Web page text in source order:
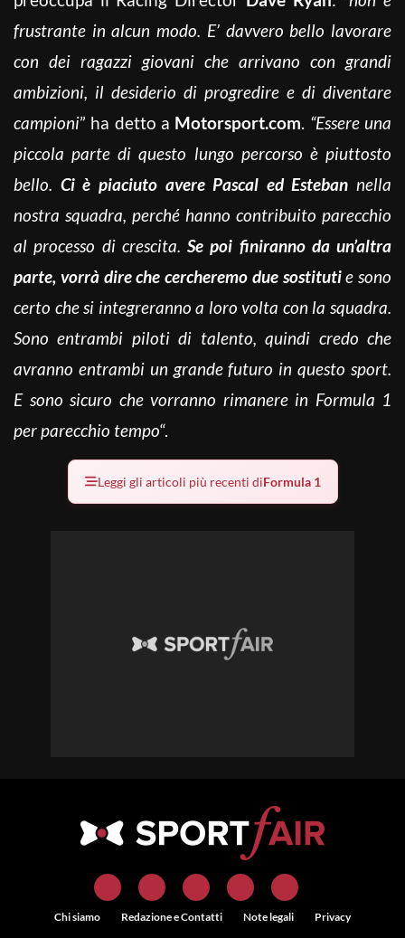
frustrante in alcun modo. E’ davvero bello lavorare
con dei ragazzi giovani che arrivano con grandi
ambizioni, il desiderio di progredire e di diventare
campioni” ha detto a Motorsport.com. “Essere una
piccola parte di questo lungo percorso è piuttosto
bello. Ci è piaciuto avere Pascal ed Esteban nella
nostra squadra, perché hanno contribuito parecchio
al processo di crescita. Se poi finiranno da un’altra
parte, vorrà dire che cercheremo due sostitutie sono
certo che si integreranno a loro volta con la squadra.
Sono entrambi piloti di talento, quindi credo che
avranno entrambi un grande futuro in questo sport.
E sono sicuro che vorranno rimanere in Formula 1
per parecchio tempo“.
Leggi gli articoli più recenti diFormula 1
Chi siamo Redazione e Contatti Note legali
Privacy